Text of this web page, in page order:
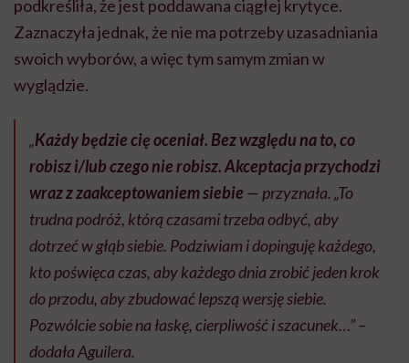
podkreśliła, że jest poddawana ciągłej krytyce.
Zaznaczyła jednak, że nie ma potrzeby uzasadniania
swoich wyborów, a więc tym samym zmian w
wyglądzie.
„Każdy będzie cię oceniał. Bez względu na to, co
robisz i/lub czego nie robisz. Akceptacja przychodzi
wraz z zaakceptowaniem siebie — przyznała. „To
trudna podróż, którą czasami trzeba odbyć, aby
dotrzeć w głąb siebie. Podziwiam i dopinguję każdego,
kto poświęca czas, aby każdego dnia zrobić jeden krok
do przodu, aby zbudować lepszą wersję siebie.
Pozwólcie sobie na łaskę, cierpliwość i szacunek…” –
dodała Aguilera.